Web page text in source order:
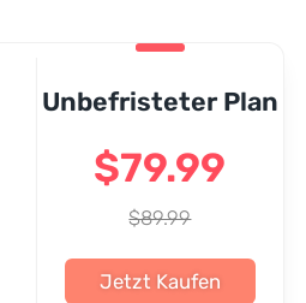
Unbefristeter Plan
$79.99
$89.99
Jetzt Kaufen